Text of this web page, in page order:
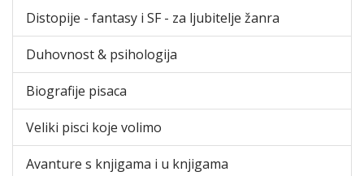
Distopije - fantasy i SF - za ljubitelje žanra
Duhovnost & psihologija
Biografije pisaca
Veliki pisci koje volimo
Avanture s knjigama i u knjigama